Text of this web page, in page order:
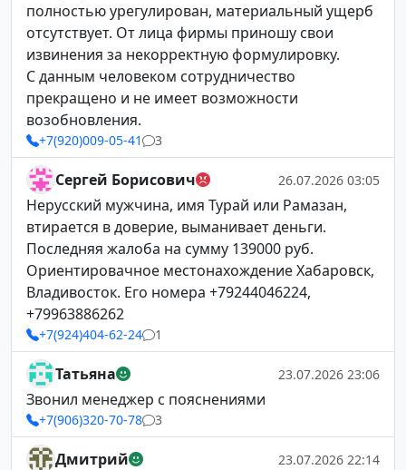
полностью урегулирован, материальный ущерб
отсутствует. От лица фирмы приношу свои
извинения за некорректную формулировку.
С данным человеком сотрудничество
прекращено и не имеет возможности
возобновления.
+7(920)009-05-41 3
Сергей Борисович 26.07.2026 03:05
Нерусский мужчина, имя Турай или Рамазан,
втирается в доверие, выманивает деньги.
Последняя жалоба на сумму 139000 руб.
Ориентировачное местонахождение Хабаровск,
Владивосток. Его номера +79244046224,
+79963886262
+7(924)404-62-24 1
Татьяна 23.07.2026 23:06
Звонил менеджер с пояснениями
+7(906)320-70-78 3
Дмитрий 23.07.2026 22:14